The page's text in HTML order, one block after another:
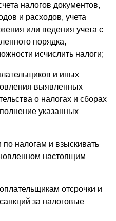
налогов документов,
и расходов, учета
или ведения учета с
порядка,
исчислить налоги;
и иных
выявленных
о налогах и сборах
указанных
по налогам и взыскивать
настоящим
отсрочки и
за налоговые